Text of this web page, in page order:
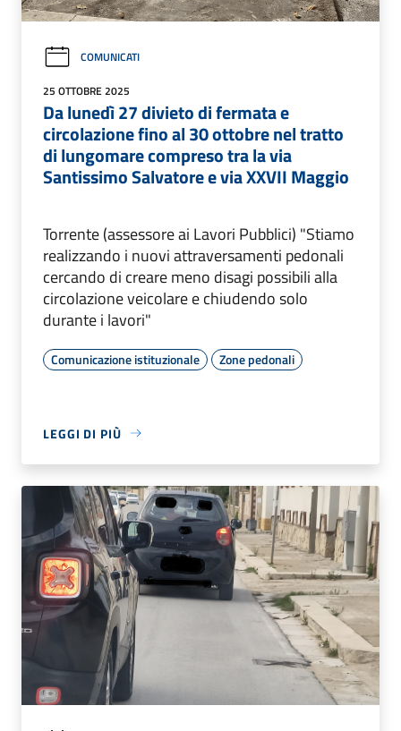
COMUNICATI
25 OTTOBRE 2025
Da lunedì 27 divieto di fermata e
circolazione fino al 30 ottobre nel tratto
di lungomare compreso tra la via
Santissimo Salvatore e via XXVII Maggio
Torrente (assessore ai Lavori Pubblici) "Stiamo
realizzando i nuovi attraversamenti pedonali
cercando di creare meno disagi possibili alla
circolazione veicolare e chiudendo solo
durante i lavori"
Comunicazione istituzionale Zone pedonali
LEGGI DI PIÙ